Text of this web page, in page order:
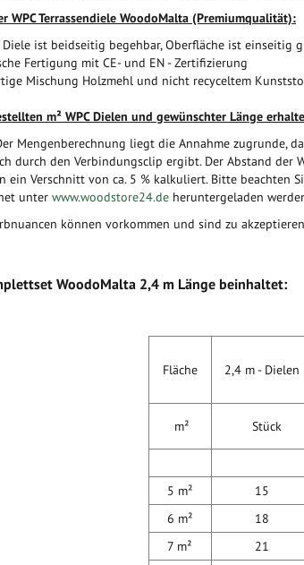
WPC Terrassendiele WoodoMalta (Premiumqualität):
Diele ist beidseitig begehbar, Oberfläche ist
Fertigung mit CE- und EN - Zertifizierung
Mischung Holzmehl und nicht recyceltem
m² WPC Dielen und gewünschter Länge
Mengenberechnung liegt die Annahme zugrunde,
durch den Verbindungsclip ergibt. Der Abstand
ein Verschnitt von ca. 5 % kalkuliert. Bitte beachten
unter www.woodstore24.de heruntergeladen
können vorkommen und sind zu
WoodoMalta 2,4 m Länge beinhaltet:
Fläche 2,4 m - Dielen
m² Stück
5 m² 15
6 m²
18
7 m²
21